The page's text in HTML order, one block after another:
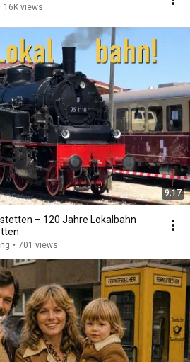
16K views
9:17
– 120 Jahre Lokalbahn
• 701 views